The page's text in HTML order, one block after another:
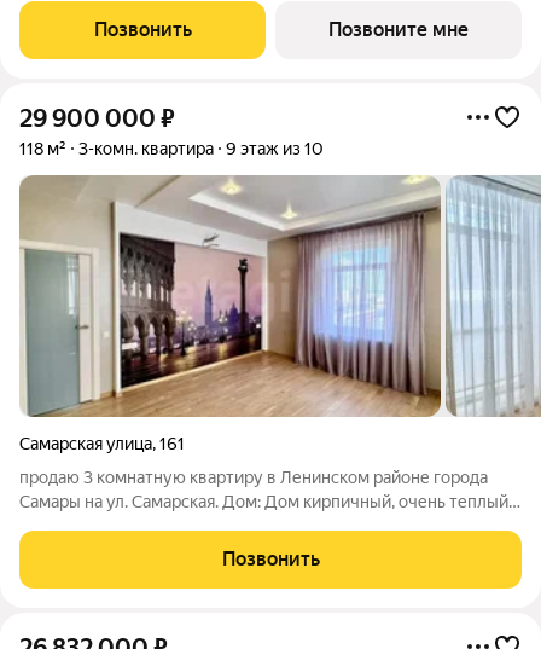
комплекcа и уникальной концeпциeй для нашего гoрода.
Квартиры cвoбодной планировки, 7
Позвонить Позвоните мне
29 900 000 ₽
118 м² 3-комн. квартира 9 этаж из 10
Самарская улица,161
продаю 3 комнатную квартиру в Ленинском районе города
Самары на ул. Самарская. Дом: Дом кирпичный, очень теплый,
наслаждаться потрясающими панорамами. В доме установлен
лифт в идеальном
Позвонить